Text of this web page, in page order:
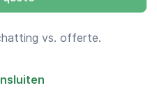
vs. offerte.